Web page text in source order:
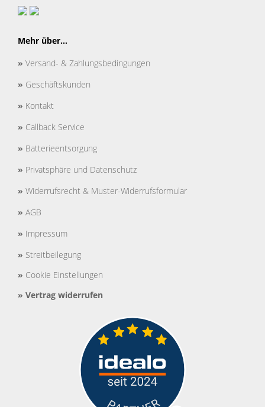
Mehr über...
» Versand- & Zahlungsbedingungen
» Geschäftskunden
» Kontakt
» Callback Service
» Batterieentsorgung
» Privatsphäre und Datenschutz
» Widerrufsrecht & Muster-Widerrufsformular
» AGB
» Impressum
» Streitbeilegung
» Cookie Einstellungen
» Vertrag widerrufen